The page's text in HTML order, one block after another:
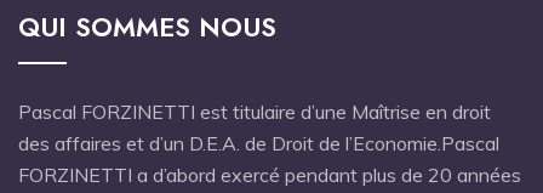
QUI SOMMES NOUS
Pascal FORZINETTI est titulaire d’une Maîtrise en droit
des affaires et d’un D.E.A. de Droit de l’Economie.Pascal
FORZINETTI a d’abord exercé pendant plus de 20 années